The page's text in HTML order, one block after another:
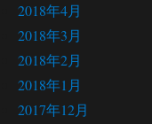
2018年4月
2018年3月
2018年2月
2018年1月
2017年12月